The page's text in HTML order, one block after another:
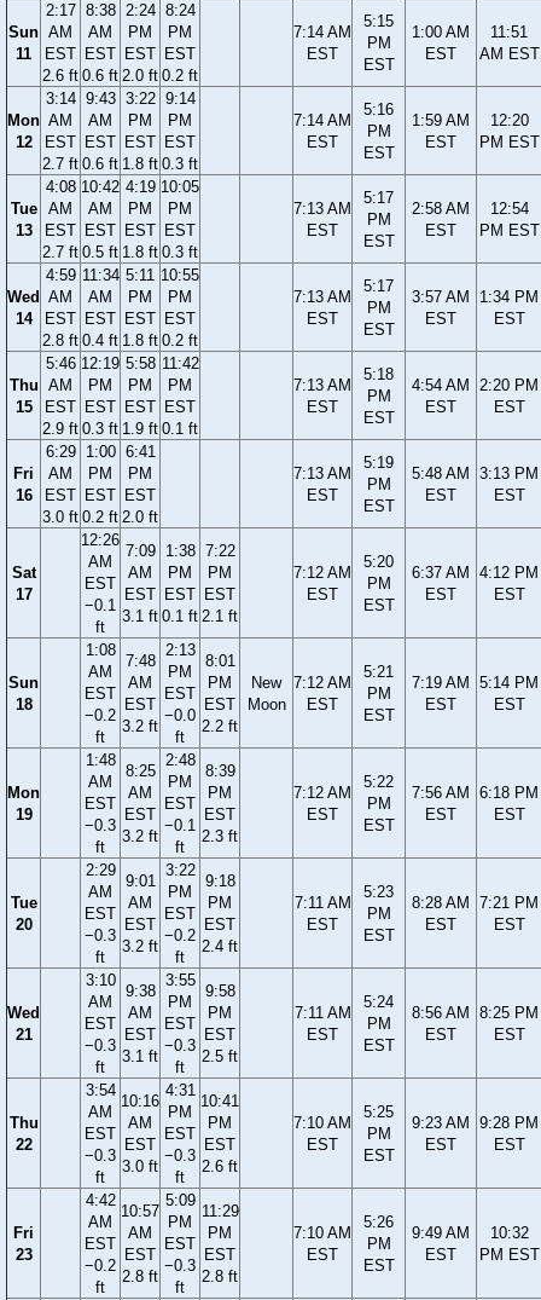
Sun
11
2:17
AM
EST
2.6 ft
8:38
AM
EST
0.6 ft
2:24
PM
EST
2.0 ft
8:24
PM
EST
0.2 ft
7:14 AM
EST
5:15
PM
EST
1:00 AM
EST
11:51
AM EST
Mon
12
3:14
AM
EST
2.7 ft
9:43
AM
EST
0.6 ft
3:22
PM
EST
1.8 ft
9:14
PM
EST
0.3 ft
7:14 AM
EST
5:16
PM
EST
1:59 AM
EST
12:20
PM EST
Tue
13
4:08
AM
EST
2.7 ft
10:42
AM
EST
0.5 ft
4:19
PM
EST
1.8 ft
10:05
PM
EST
0.3 ft
7:13 AM
EST
5:17
PM
EST
2:58 AM
EST
12:54
PM EST
Wed
14
4:59
AM
EST
2.8 ft
11:34
AM
EST
0.4 ft
5:11
PM
EST
1.8 ft
10:55
PM
EST
0.2 ft
7:13 AM
EST
5:17
PM
EST
3:57 AM
EST
1:34 PM
EST
Thu
15
5:46
AM
EST
2.9 ft
12:19
PM
EST
0.3 ft
5:58
PM
EST
1.9 ft
11:42
PM
EST
0.1 ft
7:13 AM
EST
5:18
PM
EST
4:54 AM
EST
2:20 PM
EST
Fri
16
6:29
AM
EST
3.0 ft
1:00
PM
EST
0.2 ft
6:41
PM
EST
2.0 ft
7:13 AM
EST
5:19
PM
EST
5:48 AM
EST
3:13 PM
EST
Sat
17
12:26
AM
EST
−0.1
ft
7:09
AM
EST
3.1 ft
1:38
PM
EST
0.1 ft
7:22
PM
EST
2.1 ft
7:12 AM
EST
5:20
PM
EST
6:37 AM
EST
4:12 PM
EST
Sun
18
1:08
AM
EST
−0.2
ft
7:48
AM
EST
3.2 ft
2:13
PM
EST
−0.0
ft
8:01
PM
EST
2.2 ft
New
Moon
7:12 AM
EST
5:21
PM
EST
7:19 AM
EST
5:14 PM
EST
Mon
19
1:48
AM
EST
−0.3
ft
8:25
AM
EST
3.2 ft
2:48
PM
EST
−0.1
ft
8:39
PM
EST
2.3 ft
7:12 AM
EST
5:22
PM
EST
7:56 AM
EST
6:18 PM
EST
Tue
20
2:29
AM
EST
−0.3
ft
9:01
AM
EST
3.2 ft
3:22
PM
EST
−0.2
ft
9:18
PM
EST
2.4 ft
7:11 AM
EST
5:23
PM
EST
8:28 AM
EST
7:21 PM
EST
Wed
21
3:10
AM
EST
−0.3
ft
9:38
AM
EST
3.1 ft
3:55
PM
EST
−0.3
ft
9:58
PM
EST
2.5 ft
7:11 AM
EST
5:24
PM
EST
8:56 AM
EST
8:25 PM
EST
Thu
22
3:54
AM
EST
−0.3
ft
10:16
AM
EST
3.0 ft
4:31
PM
EST
−0.3
ft
10:41
PM
EST
2.6 ft
7:10 AM
EST
5:25
PM
EST
9:23 AM
EST
9:28 PM
EST
Fri
23
4:42
AM
EST
−0.2
ft
10:57
AM
EST
2.8 ft
5:09
PM
EST
−0.3
ft
11:29
PM
EST
2.8 ft
7:10 AM
EST
5:26
PM
EST
9:49 AM
EST
10:32
PM EST